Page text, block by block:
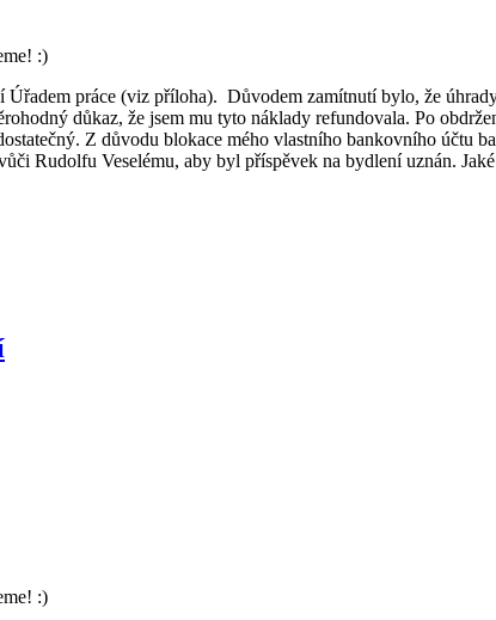
:)
práce (viz příloha). Důvodem zamítnutí bylo, že
důkaz, že jsem mu tyto náklady refundovala. Po
Z důvodu blokace mého vlastního bankovního účtu
Rudolfu Veselému, aby byl příspěvek na bydlení uznán.
:)